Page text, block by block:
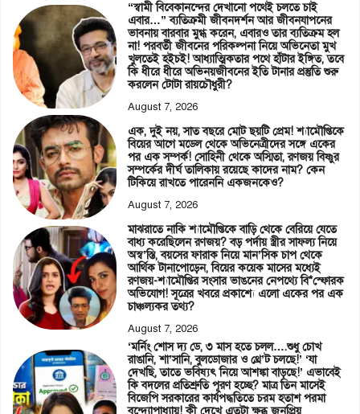
“স্বামী বিবেকানন্দের দেখানো পথেই চলতে চাই
এবার…” ব্যতিক্রমী জীবনদর্শন আর জীবনযাপনের
ভাবনায় বারবার মুগ্ধ করেন, এবারও তার ব্যতিক্রম হল
না! পরবর্তী জীবনের পরিকল্পনা নিয়ে অভিনেতা মুখ
খুলতেই হইচই! আধ্যাত্মিকতার পথে হাঁটার ইঙ্গিত, তবে
কি ধীরে ধীরে অভিনয়জীবনের ইতি টানার প্রস্তুতি শুরু
করলেন টোটা রায়চৌধুরী?
August 7, 2026
এক, দুই নয়, সাত বছরে মোট ছয়টি প্রেম! শ্যামৌপ্তিকে
বিয়ের আগে মডেল থেকে অভিনেত্রীদের সঙ্গে একের
পর এক সম্পর্ক! সোহিনী থেকে অস্মিতা, রণজয় বিষ্ণুর
সম্পর্কের দীর্ঘ তালিকায় রয়েছে কাদের নাম? কেন
টিকিয়ে রাখতে পারেননি একজনকেও?
August 7, 2026
মাঝরাতে নাকি শ্যামৌপ্তিকে বাড়ি থেকে বেরিয়ে যেতে
বাধ্য করেছিলেন রণজয়? বড় পর্দায় স্ত্রীর সাফল্য নিয়ে
অস্ব’স্তি, বয়সের ফারাক নিয়ে মান’সিক চাপ থেকে
আর্থিক টানাপোড়েন, বিয়ের কয়েক মাসের মধ্যেই
রণজয়-শ্যামৌপ্তির সংসার ভাঙনের নেপথ্যে বি*স্ফোরক
অভিযোগ! সূত্রের খবরে প্রকাশ্যে এলো একের পর এক
চাঞ্চল্যকর তথ্য?
August 7, 2026
‘মর্নিং শোস দ্য ডে, ৩ মাস হতে চলল….শুধু চোখ
রাঙানি, শা’সানি, বুলডোজার ও থ্রে’ট চলছে!’ ‘যা
দেখছি, তাতে ভবিষ্যৎ নিয়ে আশঙ্কা বাড়ছে!’ এভাবেই
কি বদলের প্রতিশ্রুতি পূরণ হচ্ছে? মাত্র তিন মাসেই
বিজেপি সরকারের কার্যপদ্ধতিতে চরম হতাশ পরমা
বন্দ্যোপাধ্যায়! কী দেখে এতটা ক্ষুব্ধ জনপ্রিয়